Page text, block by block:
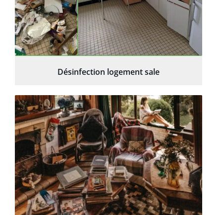
Désinfection logement sale